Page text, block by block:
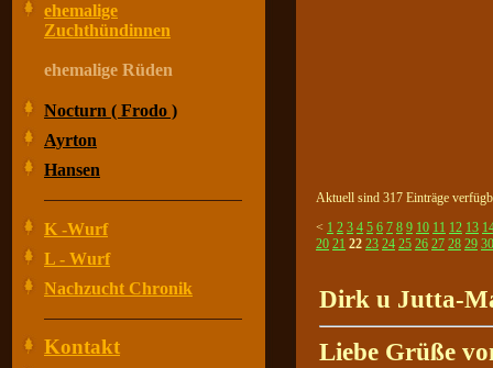
ehemalige
Zuchthündinnen
ehemalige Rüden
Nocturn ( Frodo )
Ayrton
Hansen
K -Wurf
L - Wurf
Nachzucht Chronik
Kontakt
Aktuell sind 317 Einträge
< 1 2 3 4 5 6 7 8 9 10 11 12 13
20 21 22 23 24 25 26 27 28 29 30
Dirk u Jutta-
Liebe Grüße